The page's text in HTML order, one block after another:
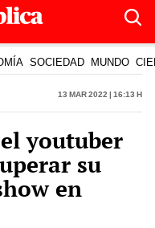
SOCIEDAD MUNDO
13 Mar 2022 | 16:13 h
youtuber
su
en